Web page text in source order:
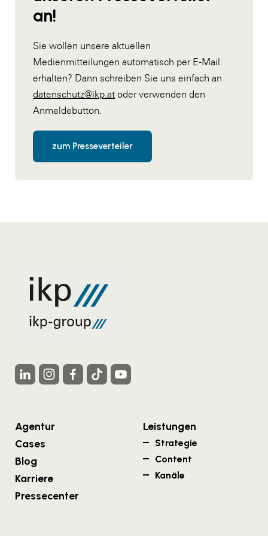
an!
Sie wollen unsere aktuellen
Medienmitteilungen automatisch per E-Mail
erhalten? Dann schreiben Sie uns einfach an
datenschutz@ikp.at oder verwenden den
Anmeldebutton.
zum Presseverteiler
Agentur
Cases
Blog
Karriere
Pressecenter
Leistungen
Strategie
Content
Kanäle